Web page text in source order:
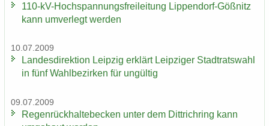
110-​kV-Hochspannungsfreileitung Lippendorf-​Gößnitz
kann um­ver­legt wer­den
10.07.2009
Lan­des­di­rek­ti­on Leip­zig er­klärt Leip­zi­ger Stadt­rats­wahl
in fünf Wahl­be­zir­ken für un­gül­tig
09.07.2009
Re­gen­rück­hal­te­be­cken unter dem Dittrich­ring kann